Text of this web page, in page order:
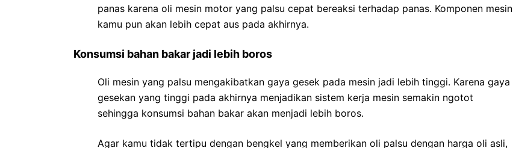
panas karena oli mesin motor yang palsu cepat bereaksi terhadap panas. Komponen mesin
kamu pun akan lebih cepat aus pada akhirnya.
Konsumsi bahan bakar jadi lebih boros
Oli mesin yang palsu mengakibatkan gaya gesek pada mesin jadi lebih tinggi. Karena gaya
gesekan yang tinggi pada akhirnya menjadikan sistem kerja mesin semakin ngotot
sehingga konsumsi bahan bakar akan menjadi lebih boros.
Agar kamu tidak tertipu dengan bengkel yang memberikan oli palsu dengan harga oli asli,